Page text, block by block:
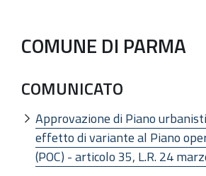
COMUNE DI PARMA
COMUNICATO
Approvazione di Piano
effetto di variante al Piano
(POC) - articolo 35, L.R. 24